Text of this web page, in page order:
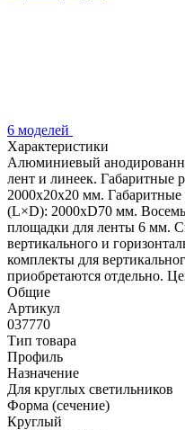
6 моделей
Характеристики
Алюминиевый
лент и линеек. Габаритные
2000x20x20 мм.
(L×D): 2000xD70 мм.
площадки для ленты 6 мм.
вертикального и
комплекты для
приобретаются отдельно.
Общие
Артикул
037770
Тип товара
Профиль
Назначение
Для круглых светильников
Форма (сечение)
Круглый